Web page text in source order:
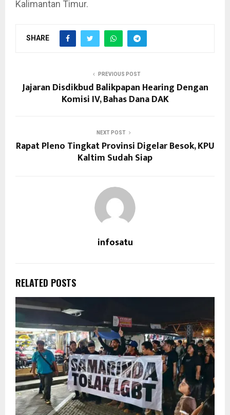
Kalimantan Timur.
SHARE
PREVIOUS POST
Jajaran Disdikbud Balikpapan Hearing Dengan
Komisi IV, Bahas Dana DAK
NEXT POST
Rapat Pleno Tingkat Provinsi Digelar Besok, KPU
Kaltim Sudah Siap
infosatu
RELATED POSTS